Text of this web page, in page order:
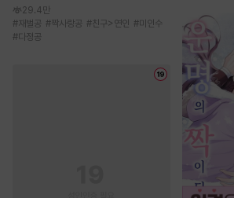
29.4만
# 재벌공 #짝사랑공 #친구>연인 #미인수
#다정공